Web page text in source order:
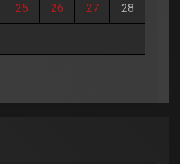
25 26 27 28